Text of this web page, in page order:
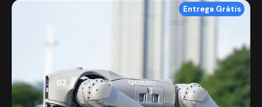
Entrega Grátis